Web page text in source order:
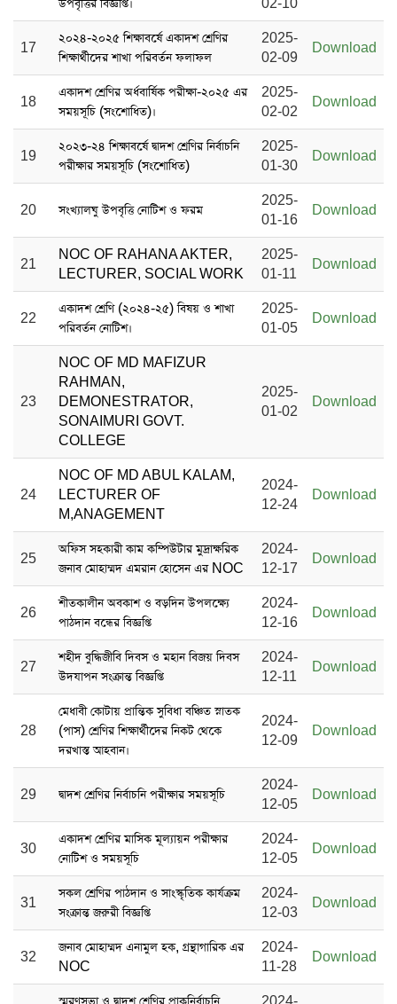
উপবৃত্তির বিজ্ঞপ্তি।
02-10
17
২০২৪-২০২৫ শিক্ষাবর্ষে একাদশ শ্রেণির
শিক্ষার্থীদের শাখা পরিবর্তন ফলাফল
2025-
02-09
Download
18
একাদশ শ্রেণির অর্ধবার্ষিক পরীক্ষা-২০২৫ এর
সময়সূচি (সংশোধিত)।
2025-
02-02
Download
19
২০২৩-২৪ শিক্ষাবর্ষে দ্বাদশ শ্রেণির নির্বাচনি
পরীক্ষার সময়সূচি (সংশোধিত)
2025-
01-30
Download
20 সংখ্যালঘু উপবৃত্তি নোটিশ ও ফরম
2025-
01-16
Download
21
NOC OF RAHANA AKTER,
LECTURER, SOCIAL WORK
2025-
01-11
Download
22
একাদশ শ্রেণি (২০২৪-২৫) বিষয় ও শাখা
পরিবর্তন নোটিশ।
2025-
01-05
Download
23
NOC OF MD MAFIZUR
RAHMAN,
DEMONESTRATOR,
SONAIMURI GOVT.
COLLEGE
2025-
01-02
Download
24
NOC OF MD ABUL KALAM,
LECTURER OF
M,ANAGEMENT
2024-
12-24
Download
25
অফিস সহকারী কাম কম্পিউটার মুদ্রাক্ষরিক
জনাব মোহাম্মদ এমরান হোসেন এর NOC
2024-
12-17
Download
26
শীতকালীন অবকাশ ও বড়দিন উপলক্ষ্যে
পাঠদান বন্ধের বিজ্ঞপ্তি
2024-
12-16
Download
27
শহীদ বুদ্ধিজীবি দিবস ও মহান বিজয় দিবস
উদযাপন সংক্রান্ত বিজ্ঞপ্তি
2024-
12-11
Download
28
মেধাবী কোটায় প্রান্তিক সুবিধা বঞ্চিত স্নাতক
(পাস) শ্রেণির শিক্ষার্থীদের নিকট থেকে
দরখাস্ত আহবান।
2024-
12-09
Download
29 দ্বাদশ শ্রেণির নির্বাচনি পরীক্ষার সময়সূচি
2024-
12-05
Download
30
একাদশ শ্রেণির মাসিক মূল্যায়ন পরীক্ষার
নোটিশ ও সময়সূচি
2024-
12-05
Download
31
সকল শ্রেণির পাঠদান ও সাংস্কৃতিক কার্যক্রম
সংক্রান্ত জরুরী বিজ্ঞপ্তি
2024-
12-03
Download
32
জনাব মোহাম্মদ এনামুল হক, গ্রন্থাগারিক এর
NOC
2024-
11-28
Download